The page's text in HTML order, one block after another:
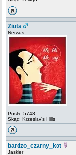
Ziuta
Nerwus
Posty: 5748
Skąd: Krzeslav's Hills
bardzo_czarny_kot
Jaskier